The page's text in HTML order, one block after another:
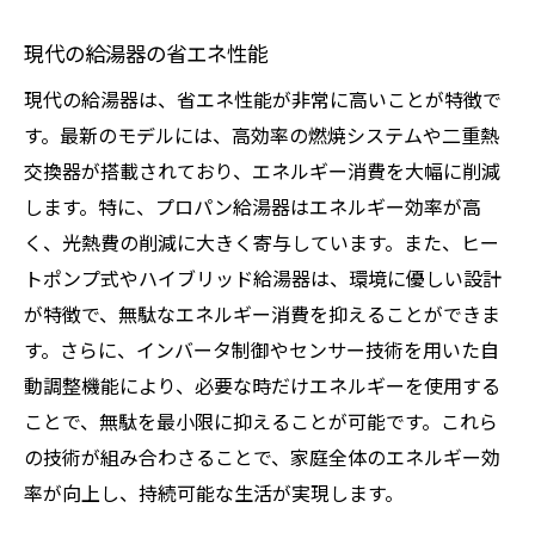
現代の給湯器の省エネ性能
現代の給湯器は、省エネ性能が非常に高いことが特徴で
す。最新のモデルには、高効率の燃焼システムや二重熱
交換器が搭載されており、エネルギー消費を大幅に削減
します。特に、プロパン給湯器はエネルギー効率が高
く、光熱費の削減に大きく寄与しています。また、ヒー
トポンプ式やハイブリッド給湯器は、環境に優しい設計
が特徴で、無駄なエネルギー消費を抑えることができま
す。さらに、インバータ制御やセンサー技術を用いた自
動調整機能により、必要な時だけエネルギーを使用する
ことで、無駄を最小限に抑えることが可能です。これら
の技術が組み合わさることで、家庭全体のエネルギー効
率が向上し、持続可能な生活が実現します。